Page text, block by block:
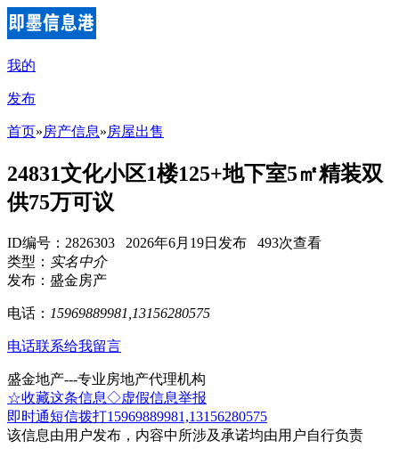
我的
发布
首页»房产信息»房屋出售
24831文化小区1楼125+地下室5㎡精装双
供75万可议
ID编号：2826303 2026年6月19日发布 493次查看
类型： 实名中介
发布：盛金房产
电话： 15969889981,13156280575
电话联系给我留言
盛金地产---专业房地产代理机构
☆收藏这条信息◇虚假信息举报
即时通短信拨打15969889981,13156280575
该信息由用户发布，内容中所涉及承诺均由用户自行负责